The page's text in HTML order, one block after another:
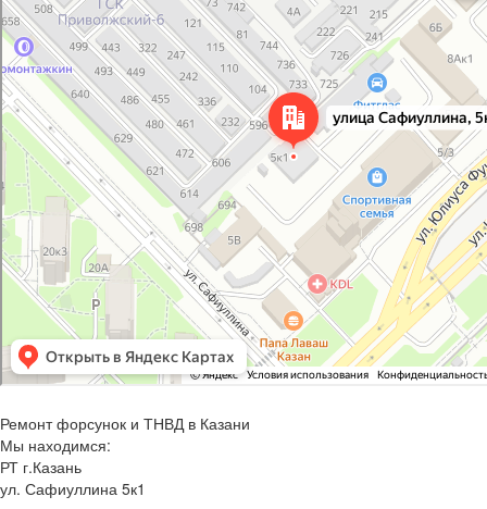
Ремонт форсунок и ТНВД в Казани
Мы находимся:
РТ г.Казань
ул. Сафиуллина 5к1